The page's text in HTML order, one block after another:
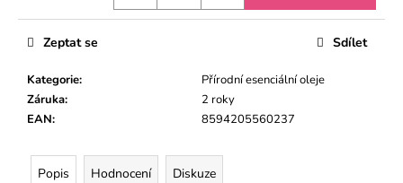
Kategorie:
Přírodní esenciální oleje
Záruka:
2 roky
EAN: 8594205560237
Zeptat se Sdílet
Popis Hodnocení Diskuze
BERGAMOT
159